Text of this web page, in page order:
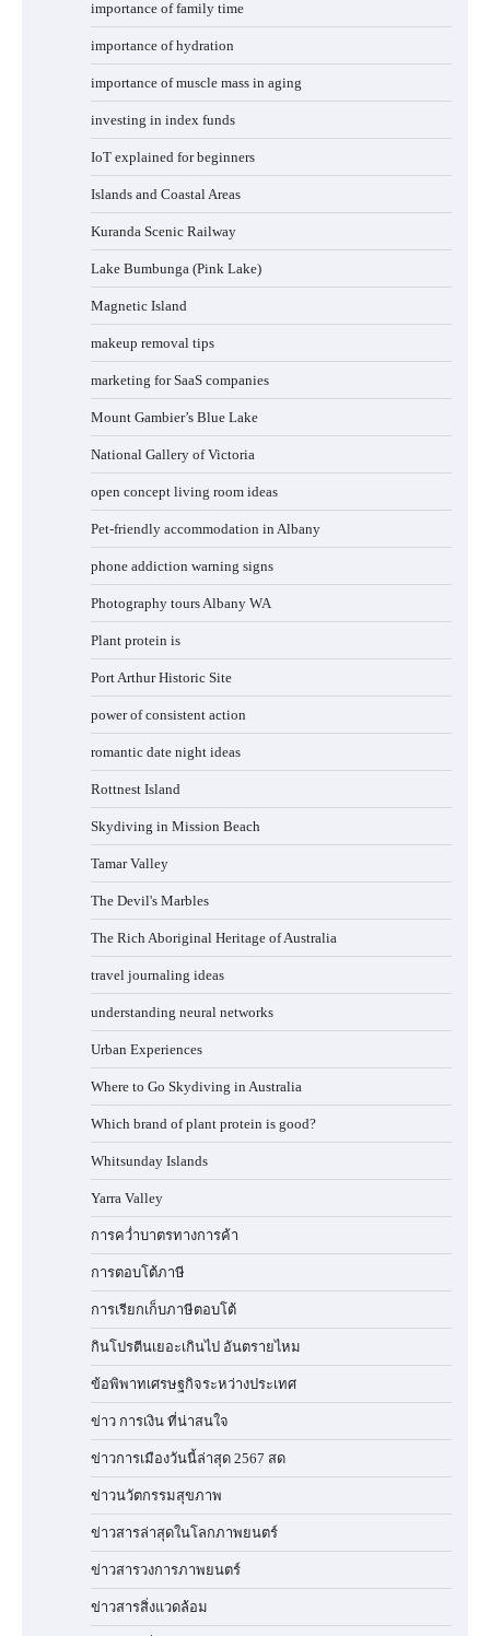
importance of family time
importance of hydration
importance of muscle mass in aging
investing in index funds
IoT explained for beginners
Islands and Coastal Areas
Kuranda Scenic Railway
Lake Bumbunga (Pink Lake)
Magnetic Island
makeup removal tips
marketing for SaaS companies
Mount Gambier’s Blue Lake
National Gallery of Victoria
open concept living room ideas
Pet-friendly accommodation in Albany
phone addiction warning signs
Photography tours Albany WA
Plant protein is
Port Arthur Historic Site
power of consistent action
romantic date night ideas
Rottnest Island
Skydiving in Mission Beach
Tamar Valley
The Devil's Marbles
The Rich Aboriginal Heritage of Australia
travel journaling ideas
understanding neural networks
Urban Experiences
Where to Go Skydiving in Australia
Which brand of plant protein is good?
Whitsunday Islands
Yarra Valley
การคว่ำบาตรทางการค้า
การตอบโต้ภาษี
การเรียกเก็บภาษีตอบโต้
กินโปรตีนเยอะเกินไป อันตรายไหม
ข้อพิพาทเศรษฐกิจระหว่างประเทศ
ข่าว การเงิน ที่น่าสนใจ
ข่าวการเมืองวันนี้ล่าสุด 2567 สด
ข่าวนวัตกรรมสุขภาพ
ข่าวสารล่าสุดในโลกภาพยนตร์
ข่าวสารวงการภาพยนตร์
ข่าวสารสิ่งแวดล้อม